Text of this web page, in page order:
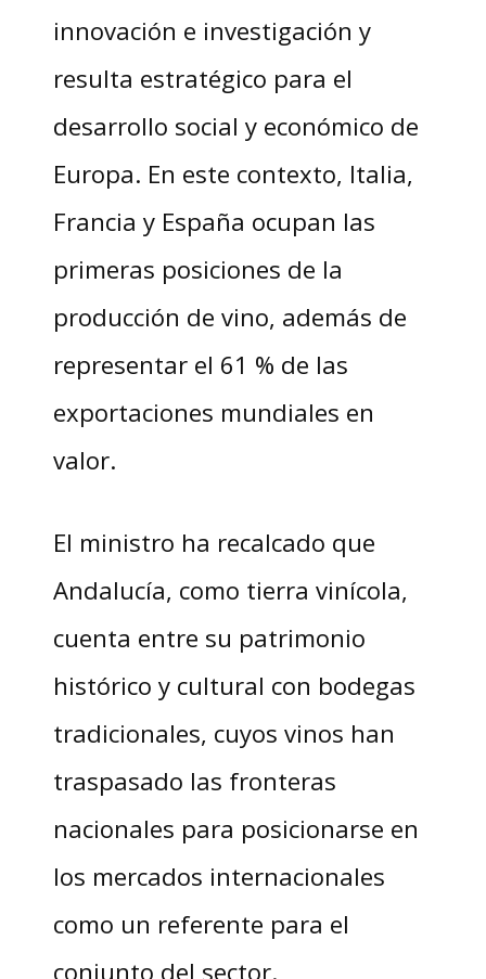
innovación e investigación y
resulta estratégico para el
desarrollo social y económico de
Europa. En este contexto, Italia,
Francia y España ocupan las
primeras posiciones de la
producción de vino, además de
representar el 61 % de las
exportaciones mundiales en
valor.
El ministro ha recalcado que
Andalucía, como tierra vinícola,
cuenta entre su patrimonio
histórico y cultural con bodegas
tradicionales, cuyos vinos han
traspasado las fronteras
nacionales para posicionarse en
los mercados internacionales
como un referente para el
conjunto del sector.